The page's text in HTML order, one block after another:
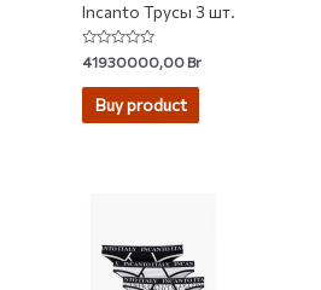
Incanto Трусы 3 шт.
Rated
0
out
41930000,00Br
Buy product